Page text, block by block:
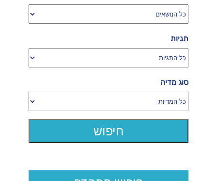
תגיות
סוג מדיה